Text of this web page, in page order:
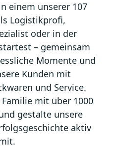
einem unserer 107
Logistikprofi,
oder in der
– gemeinsam
Momente und
Kunden mit
und Service.
mit über 1000
gestalte unsere
aktiv